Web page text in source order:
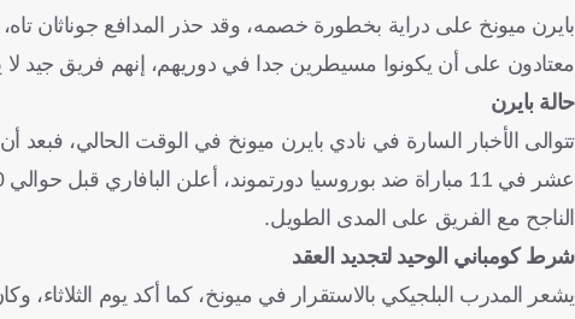
بايرن ميونخ على دراية بخطورة خصمه، وقد حذر المدافع جوناثان
معتادون على أن يكونوا مسيطرين جدا في دوريهم، إنهم فريق جيد لا
حالة بايرن
تتوالى الأخبار السارة في نادي بايرن ميونخ في الوقت الحالي،
الناجح مع الفريق على المدى الطويل.
شرط كومباني الوحيد لتجديد العقد
يشعر المدرب البلجيكي بالاستقرار في ميونخ، كما أكد يوم